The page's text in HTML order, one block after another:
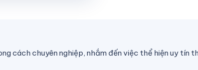
cách chuyên nghiệp, nhắm đến việc thể hiện uy tín